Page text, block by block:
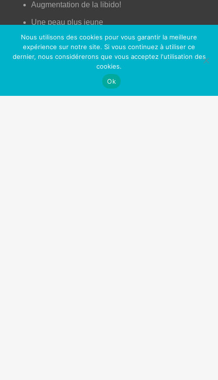
Augmentation de la libido!
Une peau plus jeune
Un meilleur contrôle de votre vie
Plus d’opportunités professionnelles et sociales
Nous utilisons des cookies pour vous garantir la meilleure
expérience sur notre site. Si vous continuez à utiliser ce
dernier, nous considérerons que vous acceptez l'utilisation des
cookies.
Ok